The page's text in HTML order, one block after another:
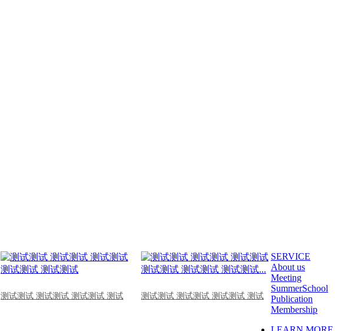
测试测试 测试测试 测试测试 测试 测试测试 测试测试 测试测试 测试
SERVICE
About us
Meeting
SummerSchool
Publication
Membership